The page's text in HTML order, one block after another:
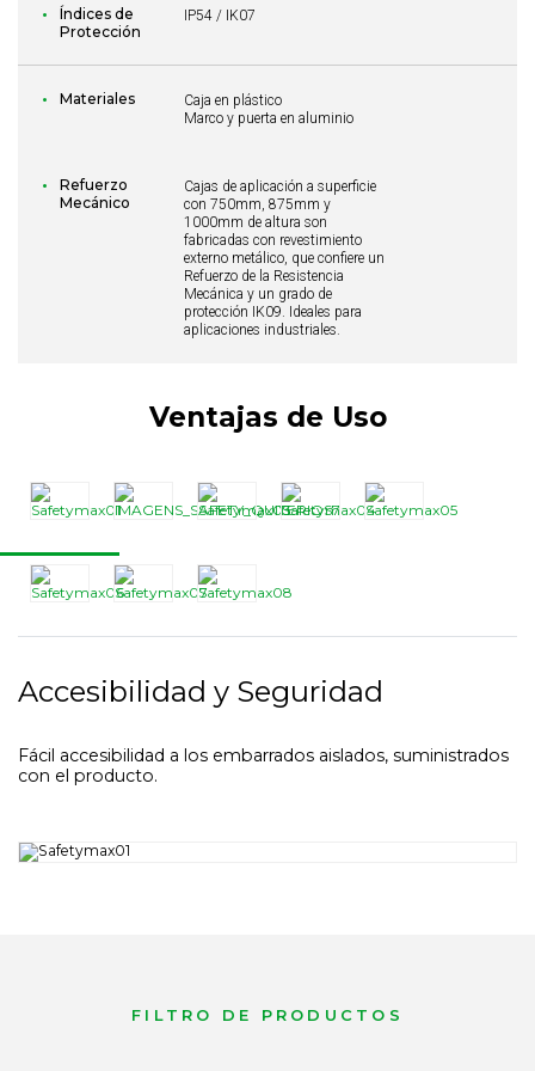
Índices de
Protección
IP54 / IK07
Materiales
Caja en plástico
Marco y puerta en aluminio
Refuerzo
Mecánico
Cajas de aplicación a superficie
con 750mm, 875mm y
1000mm de altura son
fabricadas con revestimiento
externo metálico, que confiere un
Refuerzo de la Resistencia
Mecánica y un grado de
protección IK09. Ideales para
aplicaciones industriales.
Ventajas de Uso
Accesibilidad y Seguridad
Fácil accesibilidad a los embarrados aislados, suministrados
con el producto.
FILTRO DE PRODUCTOS